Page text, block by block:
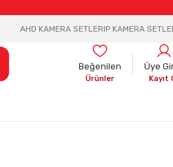
AHD KAMERA SETLERIP KAMERA
Beğenilen
Ürünler
Üye
Kayıt